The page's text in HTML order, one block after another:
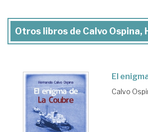
Otros libros de Calvo Ospina,
El
Calvo